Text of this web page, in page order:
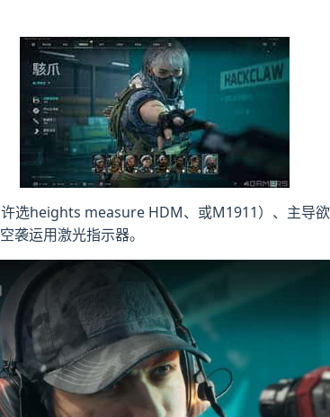
选heights measure HDM、或M1911）、主导
运用激光指示器。